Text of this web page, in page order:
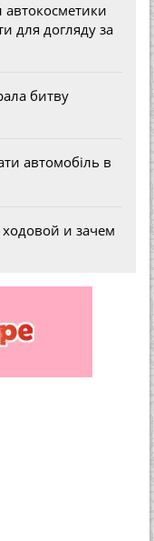
автокосметики
для догляду за
битву
автомобіль в
ходовой и зачем